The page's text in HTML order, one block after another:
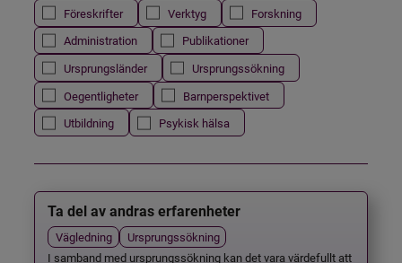
Föreskrifter
Verktyg
Forskning
Administration
Publikationer
Ursprungsländer
Ursprungssökning
Oegentligheter
Barnperspektivet
Utbildning
Psykisk hälsa
Ta del av andras erfarenheter
Vägledning
Ursprungssökning
I samband med ursprungssökning kan det vara värdefullt att